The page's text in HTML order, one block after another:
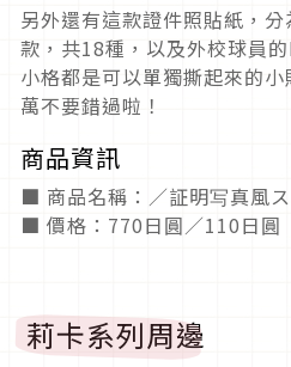
另外還有這款證件照貼紙，
款，共18種，以及外校球員
小格都是可以單獨撕起來的
萬不要錯過啦！
商品資訊
■ 商品名稱：／証明写真風
■ 價格：770日圓／110日圓
莉卡系列周邊